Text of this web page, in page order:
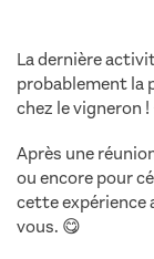
La dernière
probablement la
chez le vigneron !
Après une
ou encore pour
cette expérience
vous. 😋